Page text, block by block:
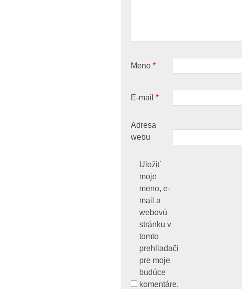
Meno *
E-mail *
Adresa
webu
Uložiť
moje
meno, e-
mail a
webovú
stránku v
tomto
prehliadači
pre moje
budúce
komentáre.